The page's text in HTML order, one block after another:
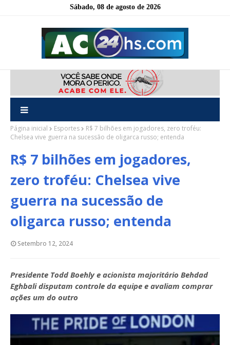
Sábado, 08 de agosto de 2026
Página inicial Esportes
R$ 7 bilhões em jogadores, zero troféu:
Chelsea vive guerra na sucessão de oligarca russo; entenda
R$ 7 bilhões em jogadores,
zero troféu: Chelsea vive
guerra na sucessão de
oligarca russo; entenda
Setembro 12, 2024
Presidente Todd Boehly e acionista majoritário Behdad
Eghbali disputam controle da equipe e avaliam comprar
ações um do outro